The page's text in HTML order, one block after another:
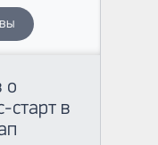
о
старт в